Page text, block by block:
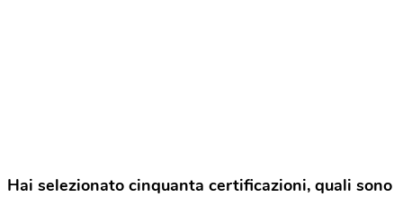
Hai selezionato cinquanta certificazioni, quali sono